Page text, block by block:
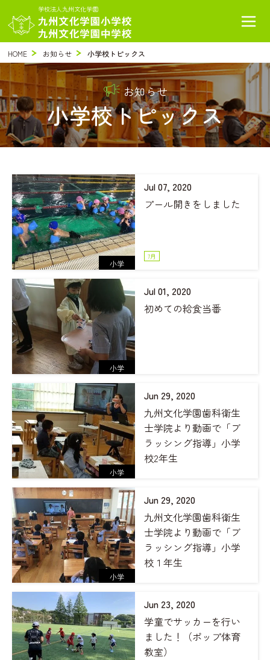
学校法人九州文化学園
HOME お知らせ 小学校トピックス
お知らせ
小学校トピックス
小学
Jul 07, 2020
プール開きをしました
7月
小学
Jul 01, 2020
初めての給食当番
小学
Jun 29, 2020
九州文化学園歯科衛生
士学院より動画で「ブ
ラッシング指導」小学
校2年生
小学
Jun 29, 2020
九州文化学園歯科衛生
士学院より動画で「ブ
ラッシング指導」小学
校１年生
Jun 23, 2020
学童でサッカーを行い
ました！（ポップ体育
教室）